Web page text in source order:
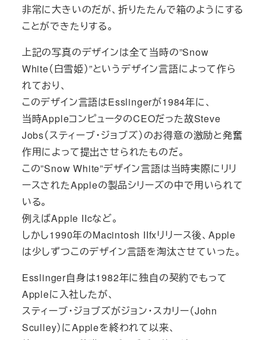
非常に大きいのだが、折りたたんで箱のようにする
ことができたりする。
上記の写真のデザインは全て当時の”Snow
White（白雪姫）”というデザイン言語によって作ら
れており、
このデザイン言語はEsslingerが1984年に、
当時AppleコンピュータのCEOだった故Steve
Jobs（スティーブ・ジョブズ）のお得意の激励と発奮
作用によって提出させられたものだ。
この”Snow White”デザイン言語は当時実際にリリ
ースされたAppleの製品シリーズの中で用いられて
いる。
例えばApple IIcなど。
しかし1990年のMacintosh IIfxリリース後、Apple
は少しずつこのデザイン言語を淘汰させていった。
Esslinger自身は1982年に独自の契約でもって
Appleに入社したが、
スティーブ・ジョブズがジョン・スカリー（John
Sculley）にAppleを終われて以来、